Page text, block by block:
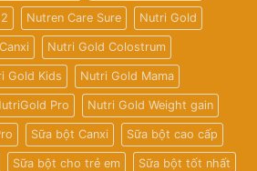
Nutren Care Sure Nutri Gold
Nutri Gold Colostrum
Gold Kids Nutri Gold Mama
Pro Nutri Gold Weight gain
Sữa bột Canxi Sữa bột cao cấp
Sữa bột cho trẻ em Sữa bột tốt nhất